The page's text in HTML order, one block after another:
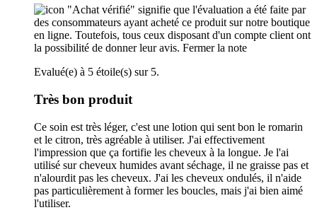
"Achat vérifié" signifie que l'évaluation a été faite par
des consommateurs ayant acheté ce produit sur notre boutique
en ligne. Toutefois, tous ceux disposant d'un compte client ont
la possibilité de donner leur avis. Fermer la note
Evalué(e) à 5 étoile(s) sur 5.
Très bon produit
Ce soin est très léger, c'est une lotion qui sent bon le romarin
et le citron, très agréable à utiliser. J'ai effectivement
l'impression que ça fortifie les cheveux à la longue. Je l'ai
utilisé sur cheveux humides avant séchage, il ne graisse pas et
n'alourdit pas les cheveux. J'ai les cheveux ondulés, il n'aide
pas particulièrement à former les boucles, mais j'ai bien aimé
l'utiliser.